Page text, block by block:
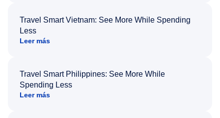
Travel Smart Vietnam: See More While Spending
Less
Leer más
Travel Smart Philippines: See More While
Spending Less
Leer más